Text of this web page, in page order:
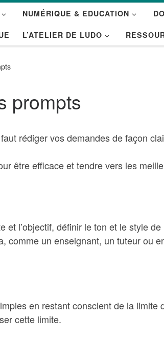
NUMÉRIQUE & EDUCATION
L’ATELIER DE LUDO
prompts
rédiger vos demandes de façon
être efficace et tendre vers les
et l’objectif, définir le ton et le style de
comme un enseignant, un tuteur ou
en restant conscient de la limite
cette limite.